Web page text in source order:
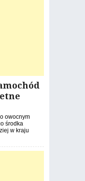
owocnym
środka
w kraju